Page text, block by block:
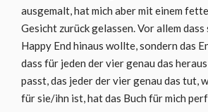
ausgemalt, hat mich aber mit einem
Gesicht zurück gelassen. Vor allem
Happy End hinaus wollte, sondern das
dass für jeden der vier genau das
passt, das jeder der vier genau das tut,
für sie/ihn ist, hat das Buch für mich